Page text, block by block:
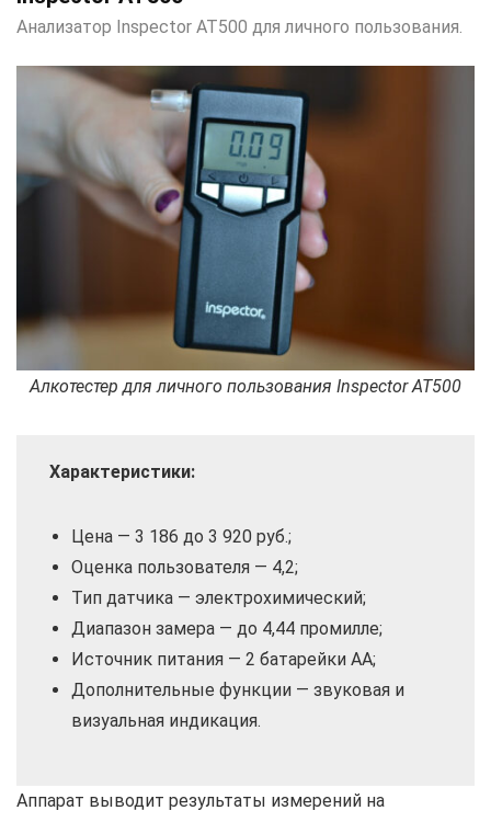
Анализатор Inspector AT500 для личного пользования.
Алкотестер для личного пользования Inspector AT500
Характеристики:
Цена — 3 186 до 3 920 руб.;
Оценка пользователя — 4,2;
Тип датчика — электрохимический;
Диапазон замера — до 4,44 промилле;
Источник питания — 2 батарейки AA;
Дополнительные функции — звуковая и
визуальная индикация.
Аппарат выводит результаты измерений на